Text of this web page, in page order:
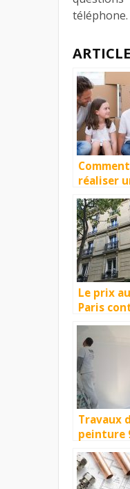
téléphone.
Comment
réaliser
à Paris ?
Le prix
Paris
de
Travaux
peinture
Haut de